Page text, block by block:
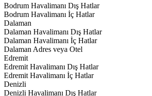
Bodrum Havalimanı Dış Hatlar
Bodrum Havalimanı İç Hatlar
Dalaman
Dalaman Havalimanı Dış Hatlar
Dalaman Havalimanı İç Hatlar
Dalaman Adres veya Otel
Edremit
Edremit Havalimanı Dış Hatlar
Edremit Havalimanı İç Hatlar
Denizli
Denizli Havalimanı Dış Hatlar